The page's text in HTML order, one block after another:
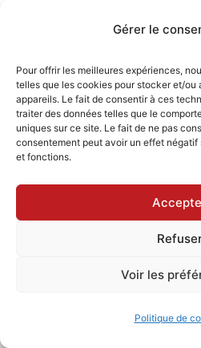
Gérer le
Pour offrir les meilleures expériences,
telles que les cookies pour stocker et/ou
appareils. Le fait de consentir à ces
traiter des données telles que le
uniques sur ce site. Le fait de ne pas
consentement peut avoir un effet
et fonctions.
Voir les
Politique de
Copyright © 2026